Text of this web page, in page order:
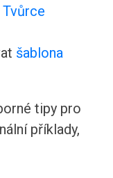
Tvůrce
šablona
tipy pro
příklady,